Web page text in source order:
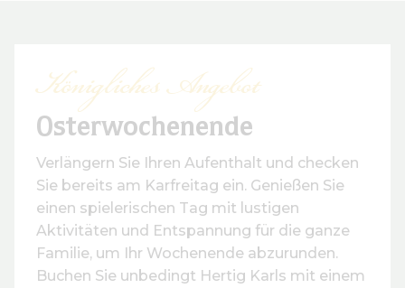
Königliches Angebot
Osterwochenende
Verlängern Sie Ihren Aufenthalt und checken
Sie bereits am Karfreitag ein. Genießen Sie
einen spielerischen Tag mit lustigen
Aktivitäten und Entspannung für die ganze
Familie, um Ihr Wochenende abzurunden.
Buchen Sie unbedingt Hertig Karls mit einem